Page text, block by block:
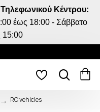
Κέντρου:
έως 18:00 - Σάββατο
15:00
RC vehicles